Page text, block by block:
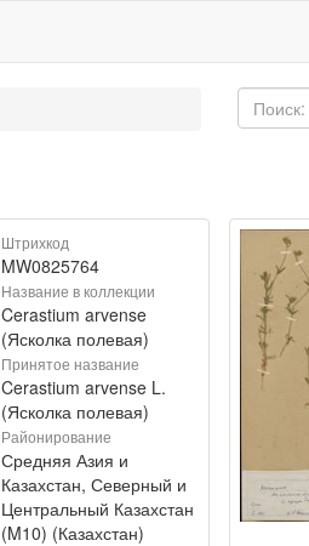
Штрихкод
MW0825764
Название в коллекции
Cerastium arvense
(Ясколка полевая)
Принятое название
Cerastium arvense L.
(Ясколка полевая)
Районирование
Средняя Азия и
Казахстан, Северный и
Центральный Казахстан
(M10) (Казахстан)